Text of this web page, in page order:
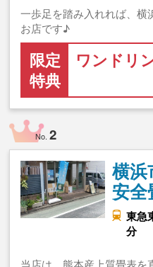
一歩足を踏み入れれば、横
お店です♪
限定
特典
ワンドリ
No.2
横
安
東急
分
当店は、熊本産上質畳表を